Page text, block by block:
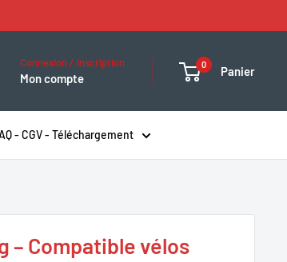
Connexion / Inscription
Mon compte
0 Panier
- CGV - Téléchargement
– Compatible vélos